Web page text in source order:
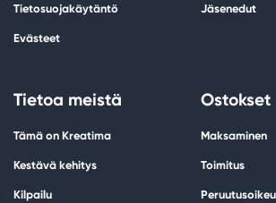
Tietosuojakäytäntö
Evästeet
Jäsenedut
Tietoa meistä
Tämä on Kreatima
Kestävä kehitys
Kilpailu
Ostokset
Maksaminen
Toimitus